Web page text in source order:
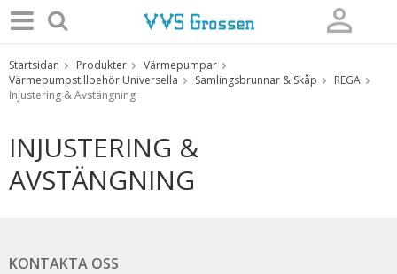
Produkten har blivit tillagd i varukorgen
Startsidan Produkter
Värmepumpar
Värmepumpstillbehör Universella
Samlingsbrunnar & Skåp
REGA
Injustering & Avstängning
INJUSTERING &
AVSTÄNGNING
KONTAKTA OSS